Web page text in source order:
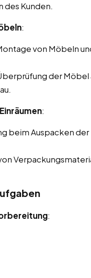
des Kunden.
:
von Möbeln
der Möbel
:
beim Auspacken der
: